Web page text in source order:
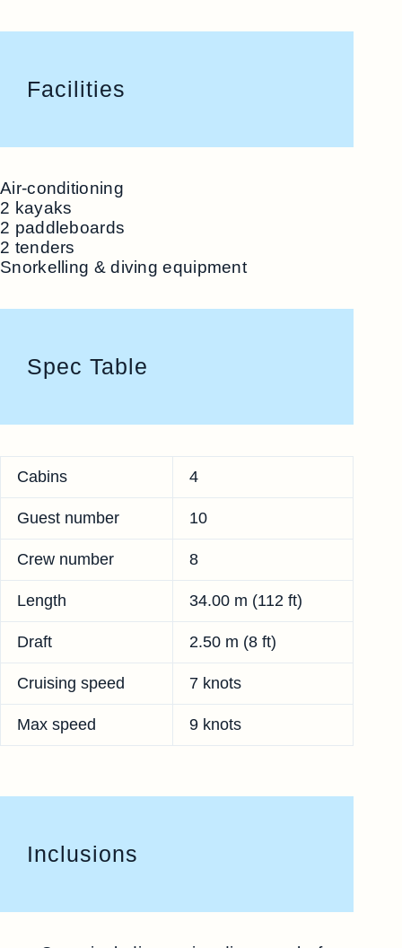
Facilities
Air-conditioning
2 kayaks
2 paddleboards
2 tenders
Snorkelling & diving equipment
Spec Table
Cabins 4
Guest number 10
Crew number 8
Length 34.00 m (112 ft)
Draft 2.50 m (8 ft)
Cruising speed 7 knots
Max speed 9 knots
Inclusions